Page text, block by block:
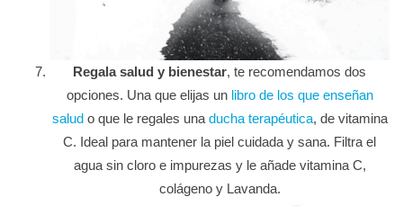
Regala salud y bienestar, te recomendamos dos
opciones. Una que elijas unlibro de los que enseñan
salud o que le regales unaducha terapéutica, de vitamina
C. Ideal para mantener la piel cuidada y sana. Filtra el
agua sin cloro e impurezas y le añade vitamina C,
colágeno y Lavanda.